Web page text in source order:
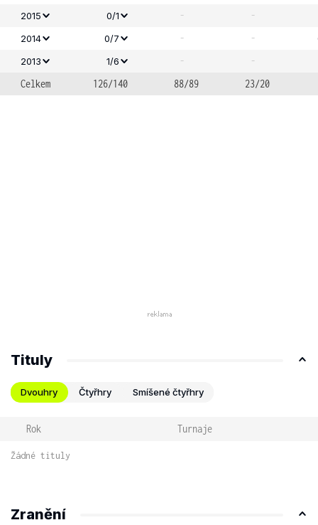
2015 0/1 - -
2014 0/7 - -
2013
1/6 -
-
Celkem
126/140 88/89 23/20
Tituly
Dvouhry Čtyřhry Smíšené čtyřhry
Rok Turnaje
Žádné tituly
Zranění